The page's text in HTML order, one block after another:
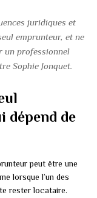
juridiques et
emprunteur, et ne
un professionnel
Sophie Jonquet.
dépend de
peut être une
lorsque l’un des
rester locataire.